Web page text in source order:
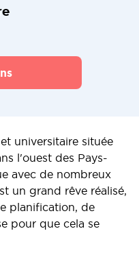
universitaire située
l'ouest des Pays-
avec de nombreux
un grand rêve réalisé,
planification, de
pour que cela se